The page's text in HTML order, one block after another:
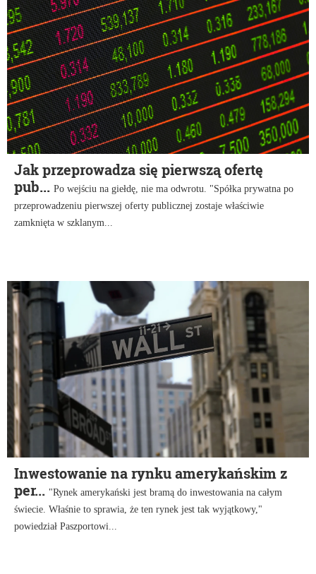
Jak przeprowadza się pierwszą ofertę
pub... Po wejściu na giełdę, nie ma odwrotu. "Spółka prywatna po
przeprowadzeniu pierwszej oferty publicznej zostaje właściwie
zamknięta w szklanym...
Inwestowanie na rynku amerykańskim z
per... "Rynek amerykański jest bramą do inwestowania na całym
świecie. Właśnie to sprawia, że ten rynek jest tak wyjątkowy,"
powiedział Paszportowi...